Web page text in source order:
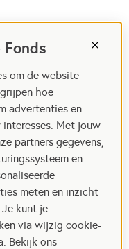
om de website
hoe
advertenties en
Met jouw
partners gegevens,
en
meten en inzicht
kunt je
via wijzig cookie-
Bekijk ons